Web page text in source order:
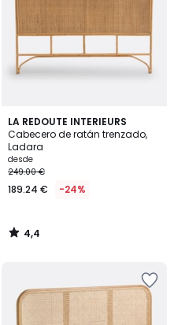
LA REDOUTE INTERIEURS
Cabecero de ratán trenzado,
Ladara
desde
249.00 €
189.24 € -24%
4,4
/ 5
4,4
/